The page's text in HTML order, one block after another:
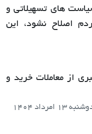
های تسهیلاتی و
اصلاح نشود، این
از معاملات خرید و
13 امرداد 1404